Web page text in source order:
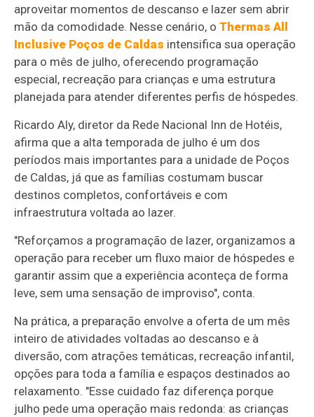
aproveitar momentos de descanso e lazer sem abrir
mão da comodidade. Nesse cenário, oThermas All
Inclusive Poços de Caldas intensifica sua operação
para o mês de julho, oferecendo programação
especial, recreação para crianças e uma estrutura
planejada para atender diferentes perfis de hóspedes.
Ricardo Aly, diretor da Rede Nacional Inn de Hotéis,
afirma que a alta temporada de julho é um dos
períodos mais importantes para a unidade de Poços
de Caldas, já que as famílias costumam buscar
destinos completos, confortáveis e com
infraestrutura voltada ao lazer.
"Reforçamos a programação de lazer, organizamos a
operação para receber um fluxo maior de hóspedes e
garantir assim que a experiência aconteça de forma
leve, sem uma sensação de improviso", conta.
Na prática, a preparação envolve a oferta de um mês
inteiro de atividades voltadas ao descanso e à
diversão, com atrações temáticas, recreação infantil,
opções para toda a família e espaços destinados ao
relaxamento. "Esse cuidado faz diferença porque
julho pede uma operação mais redonda: as crianças